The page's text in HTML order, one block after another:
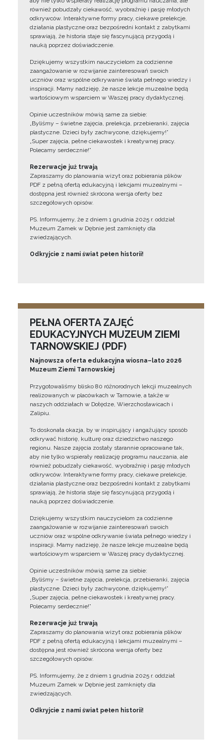
również pobudzały ciekawość, wyobraźnię i pasję młodych
odkrywców. Interaktywne formy pracy, ciekawe prelekcje,
działania plastyczne oraz bezpośredni kontakt z zabytkami
sprawiają, że historia staje się fascynującą przygodą i
nauką poprzez doświadczenie.
Dziękujemy wszystkim nauczycielom za codzienne
zaangażowanie w rozwijanie zainteresowań swoich
uczniów oraz wspólne odkrywanie świata pełnego wiedzy i
inspiracji. Mamy nadzieję, że nasze lekcje muzealne będą
wartościowym wsparciem w Waszej pracy dydaktycznej.
Opinie uczestników mówią same za siebie:
„Byliśmy – świetne zajęcia, prelekcja, przebieranki, zajęcia
plastyczne. Dzieci były zachwycone, dziękujemy!”
„Super zajęcia, pełne ciekawostek i kreatywnej pracy.
Polecamy serdecznie!”
Rezerwacje już trwają
Zapraszamy do planowania wizyt oraz pobierania plików
PDF z pełną ofertą edukacyjną i lekcjami muzealnymi –
dostępna jest również skrócona wersja oferty bez
szczegółowych opisów.
PS. Informujemy, że z dniem 1 grudnia 2025 r. oddział
Muzeum Zamek w Dębnie jest zamknięty dla
zwiedzających.
Odkryjcie z nami świat pełen historii!
PEŁNA OFERTA ZAJĘĆ
EDUKACYJNYCH MUZEUM ZIEMI
TARNOWSKIEJ (PDF)
Najnowsza oferta edukacyjna wiosna–lato 2026
Muzeum Ziemi Tarnowskiej
Przygotowaliśmy blisko 80 różnorodnych lekcji muzealnych
realizowanych w placówkach w Tarnowie, a także w
naszych oddziałach w Dołędze, Wierzchosławicach i
Zalipiu.
To doskonała okazja, by w inspirujący i angażujący sposób
odkrywać historię, kulturę oraz dziedzictwo naszego
regionu. Nasze zajęcia zostały starannie opracowane tak,
aby nie tylko wspierały realizację programu nauczania, ale
również pobudzały ciekawość, wyobraźnię i pasję młodych
odkrywców. Interaktywne formy pracy, ciekawe prelekcje,
działania plastyczne oraz bezpośredni kontakt z zabytkami
sprawiają, że historia staje się fascynującą przygodą i
nauką poprzez doświadczenie.
Dziękujemy wszystkim nauczycielom za codzienne
zaangażowanie w rozwijanie zainteresowań swoich
uczniów oraz wspólne odkrywanie świata pełnego wiedzy i
inspiracji. Mamy nadzieję, że nasze lekcje muzealne będą
wartościowym wsparciem w Waszej pracy dydaktycznej.
Opinie uczestników mówią same za siebie:
„Byliśmy – świetne zajęcia, prelekcja, przebieranki, zajęcia
plastyczne. Dzieci były zachwycone, dziękujemy!”
„Super zajęcia, pełne ciekawostek i kreatywnej pracy.
Polecamy serdecznie!”
Rezerwacje już trwają
Zapraszamy do planowania wizyt oraz pobierania plików
PDF z pełną ofertą edukacyjną i lekcjami muzealnymi –
dostępna jest również skrócona wersja oferty bez
szczegółowych opisów.
PS. Informujemy, że z dniem 1 grudnia 2025 r. oddział
Muzeum Zamek w Dębnie jest zamknięty dla
zwiedzających.
Odkryjcie z nami świat pełen historii!